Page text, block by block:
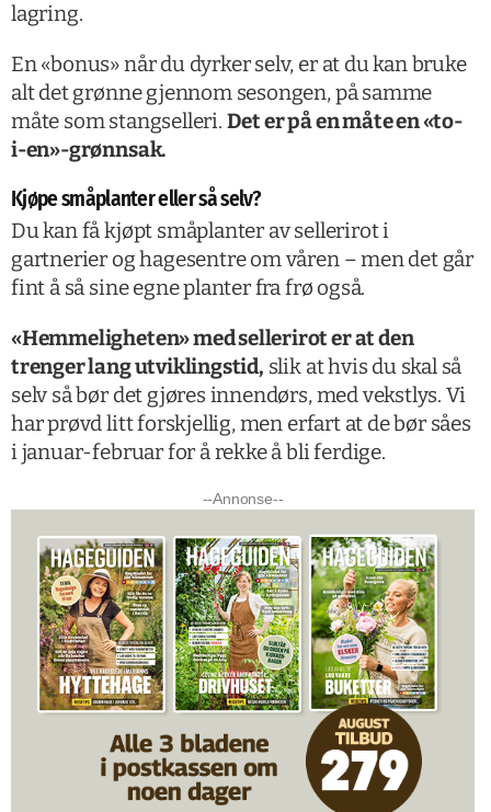
lagring.
En «bonus» når du dyrker selv, er at du kan bruke
alt det grønne gjennom sesongen, på samme
måte som stangselleri. Det er på en måte en «to-
i-en»-grønnsak.
Kjøpe småplanter eller så selv?
Du kan få kjøpt småplanter av sellerirot i
gartnerier og hagesentre om våren – men det går
fint å så sine egne planter fra frø også.
«Hemmeligheten» med sellerirot er at den
trenger lang utviklingstid, slik at hvis du skal så
selv så bør det gjøres innendørs, med vekstlys. Vi
har prøvd litt forskjellig, men erfart at de bør såes
i januar-februar for å rekke å bli ferdige.
--Annonse--